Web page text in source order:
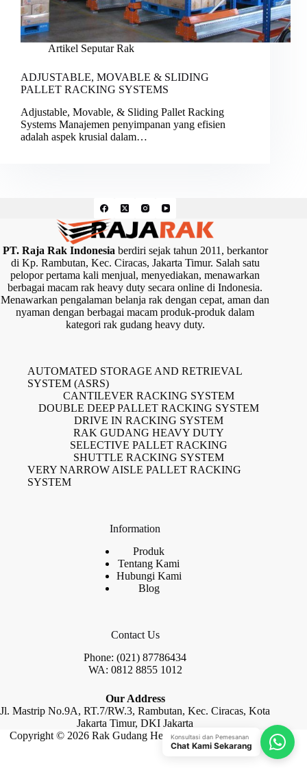
Artikel Seputar Rak
ADJUSTABLE, MOVABLE & SLIDING
PALLET RACKING SYSTEMS
Adjustable, Movable, & Sliding Pallet Racking
Systems Manajemen penyimpanan yang efisien
adalah aspek krusial dalam…
PT. Raja Rak Indonesiaberdiri sejak tahun 2011, berkantor
di Kp. Rambutan, Kec. Ciracas, Jakarta Timur. Salah satu
pelopor pertama kali menjual, menyediakan, menawarkan
berbagai macam rak heavy duty secara online di Indonesia.
Menawarkan pengalaman belanja rak dengan cepat, aman dan
nyaman dengan berbagai macam produk-produk dalam
kategori rak gudang heavy duty.
AUTOMATED STORAGE AND RETRIEVAL
SYSTEM (ASRS)
CANTILEVER RACKING SYSTEM
DOUBLE DEEP PALLET RACKING SYSTEM
DRIVE IN RACKING SYSTEM
RAK GUDANG HEAVY DUTY
SELECTIVE PALLET RACKING
SHUTTLE RACKING SYSTEM
VERY NARROW AISLE PALLET RACKING
SYSTEM
Information
Produk
Tentang Kami
Hubungi Kami
Blog
Contact Us
Phone: (021) 87786434
WA: 0812 8855 1012
Our Address
Jl. Mastrip No.9A, RT.7/RW.3, Rambutan, Kec. Ciracas, Kota
Jakarta Timur, DKI Jakarta
Copyright © 2026 Rak Gudang Heayy Duty by Raja Rak
Konsultasi dan Pemesanan
Chat Kami Sekarang